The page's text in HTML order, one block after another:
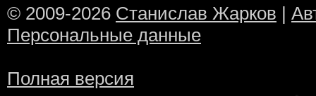
© 2009-2026 Станислав Жарков |
Персональные данные
Полная версия